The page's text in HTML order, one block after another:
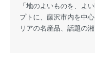
「地のよいものを、よ
プトに、藤沢市内を中
リアの名産品、話題の